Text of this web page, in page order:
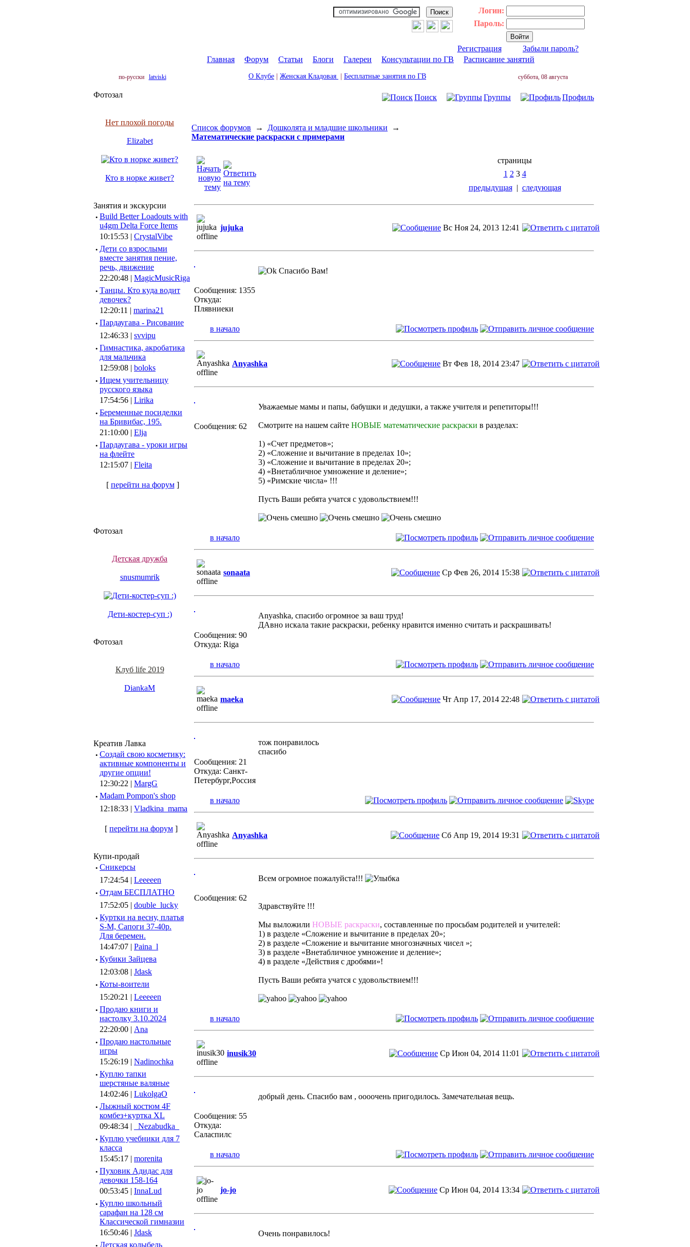
Логин:
Пароль:
Регистрация
Забыли пароль?
Главная
Форум Статьи Блоги Галереи Консультации по ГВ Расписание занятий
по-русски latviski О Клубе Женская Кладовая Бесплатные занятия по ГВ суббота, 08 августа
Фотозал
Нет плохой погоды
Elizabet
Кто в норке живет?
Занятия и экскурсии
· Build Better Loadouts with
u4gm Delta Force Items
10:15:53 | CrystalVibe
· Дети со взрослыми
вместе занятия пение,
речь, движение
22:20:48 | MagicMusicRiga
· Танцы. Кто куда водит
девочек?
12:20:11 | marina21
· Пардаугава - Рисование
12:46:33 | svvipu
· Гимнастика, акробатика
для мальчика
12:59:08 | boloks
· Ищем учительницу
русского языка
17:54:56 | Lirika
· Беременные посиделки
на Бривибас, 195.
21:10:00 | Elja
· Пардаугава - уроки игры
на флейте
12:15:07 | Fleita
[ перейти на форум]
Фотозал
Детская дружба
snusmumrik
Дети-костер-суп :)
Фотозал
Клуб life 2019
DiankaM
Креатив Лавка
· Создай свою косметику:
активные компоненты и
другие опции!
12:30:22 | MargG
· Madam Pompon's shop
12:18:33 | Vladkina_mama
[ перейти на форум ]
Купи-продай
· Сникерсы
17:24:54 | Leeeeen
· Отдам БЕСПЛАТНО
17:52:05 | double_lucky
· Куртки на весну, платья
S-M, Сапоги 37-40р.
Для беремен.
14:47:07 | Paina_l
· Кубики Зайцева
12:03:08 | Jdask
· Коты-воители
15:20:21 | Leeeeen
· Продаю книги и
настолку 3.10.2024
22:20:00 | Ana
· Продаю настольные
игры
15:26:19 | Nadinochka
· Куплю тапки
шерстяные валяные
14:02:46 | LukolgaO
· Лыжный костюм 4F
комбез+куртка XL
09:48:34 |
_Nezabudka_
· Куплю учебники для 7
класса
15:45:17 | morenita
· Пуховик Адидас для
девочки 158-164
00:53:45 | InnaLud
· Куплю школьный
сарафан на 128 см
Классической гимназии
16:50:46 | Jdask
Детская колыбель
Поиск Группы Профиль
Список форумов → Дошколята и младшие школьники →
Математические раскраски с примерами
страницы
1 2 3 4
предыдущая| следующая
jujuka Вс Ноя 24, 2013 12:41
Сообщения: 1355
Откуда:
Плявниеки
Спасибо Вам!
в начало
Anyashka Вт Фев 18, 2014 23:47
Сообщения: 62
Уважаемые мамы и папы, бабушки и дедушки, а также учителя и репетиторы!!!
Смотрите на нашем сайте НОВЫЕ математические раскраски в разделах:
1) «Счет предметов»;
2) «Сложение и вычитание в пределах 10»;
3) «Сложение и вычитание в пределах 20»;
4) «Внетабличное умножение и деление»;
5) «Римские числа» !!!
Пусть Ваши ребята учатся с удовольствием!!!
в начало
sonaata Ср Фев 26, 2014 15:38
Сообщения: 90
Откуда: Riga
Anyashka, спасибо огромное за ваш труд!
ДАвно искала такие раскраски, ребенку нравится именно считать и раскрашивать!
в начало
maeka Чт Апр 17, 2014 22:48
Сообщения: 21
Откуда: Санкт-
Петербург,Россия
тож понравилось
спасибо
в начало
Anyashka Сб Апр 19, 2014 19:31
Сообщения: 62
Всем огромное пожалуйста!!!
Здравствуйте !!!
Мы выложили НОВЫЕ раскраски, составленные по просьбам родителей и учителей:
1) в разделе «Сложение и вычитание в пределах 20»;
2) в разделе «Сложение и вычитание многозначных чисел »;
3) в разделе «Внетабличное умножение и деление»;
4) в разделе «Действия с дробями»!
Пусть Ваши ребята учатся с удовольствием!!!
в начало
inusik30 Ср Июн 04, 2014 11:01
Сообщения: 55
Откуда:
Саласпилс
добрый день. Спасибо вам , оооочень пригодилось. Замечательная вещь.
в начало
jo-jo Ср Июн 04, 2014 13:34
Очень понравилось!